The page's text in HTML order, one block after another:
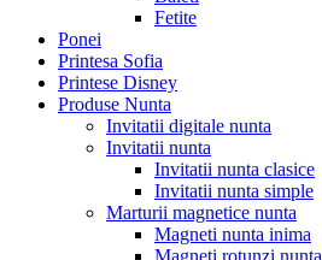
Fetite
Ponei
Printesa Sofia
Printese Disney
Produse Nunta
Invitatii digitale nunta
Invitatii nunta
Invitatii nunta clasice
Invitatii nunta simple
Marturii magnetice nunta
Magneti nunta inima
Magneti rotunzi nunta